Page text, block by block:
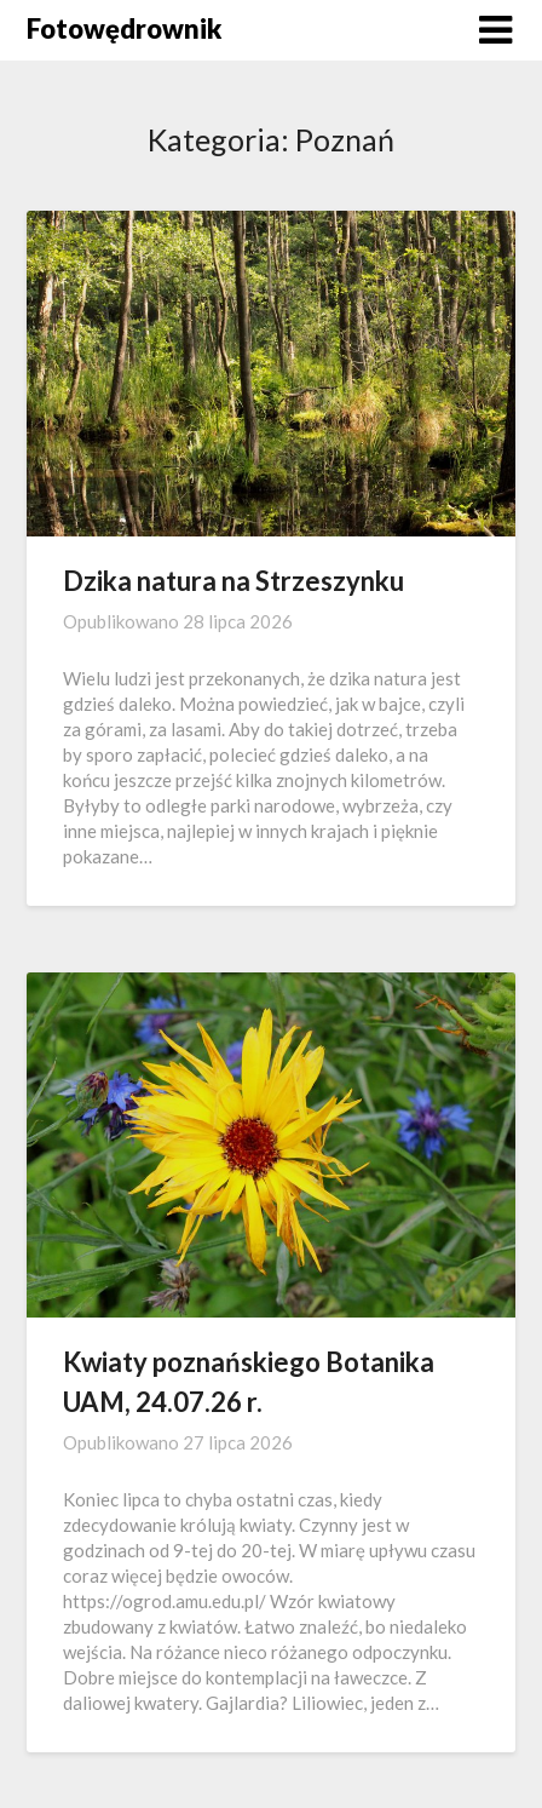
SkipFotowędrownik
Kategoria: Poznań
Dzika natura na Strzeszynku
Opublikowano 28 lipca 2026
Wielu ludzi jest przekonanych, że dzika natura jest
gdzieś daleko. Można powiedzieć, jak w bajce, czyli
za górami, za lasami. Aby do takiej dotrzeć, trzeba
by sporo zapłacić, polecieć gdzieś daleko, a na
końcu jeszcze przejść kilka znojnych kilometrów.
Byłyby to odległe parki narodowe, wybrzeża, czy
inne miejsca, najlepiej w innych krajach i pięknie
pokazane…
Kwiaty poznańskiego Botanika
UAM, 24.07.26 r.
Opublikowano 27 lipca 2026
Koniec lipca to chyba ostatni czas, kiedy
zdecydowanie królują kwiaty. Czynny jest w
godzinach od 9-tej do 20-tej. W miarę upływu czasu
coraz więcej będzie owoców.
https://ogrod.amu.edu.pl/ Wzór kwiatowy
zbudowany z kwiatów. Łatwo znaleźć, bo niedaleko
wejścia. Na różance nieco różanego odpoczynku.
Dobre miejsce do kontemplacji na ławeczce. Z
daliowej kwatery. Gajlardia? Liliowiec, jeden z…